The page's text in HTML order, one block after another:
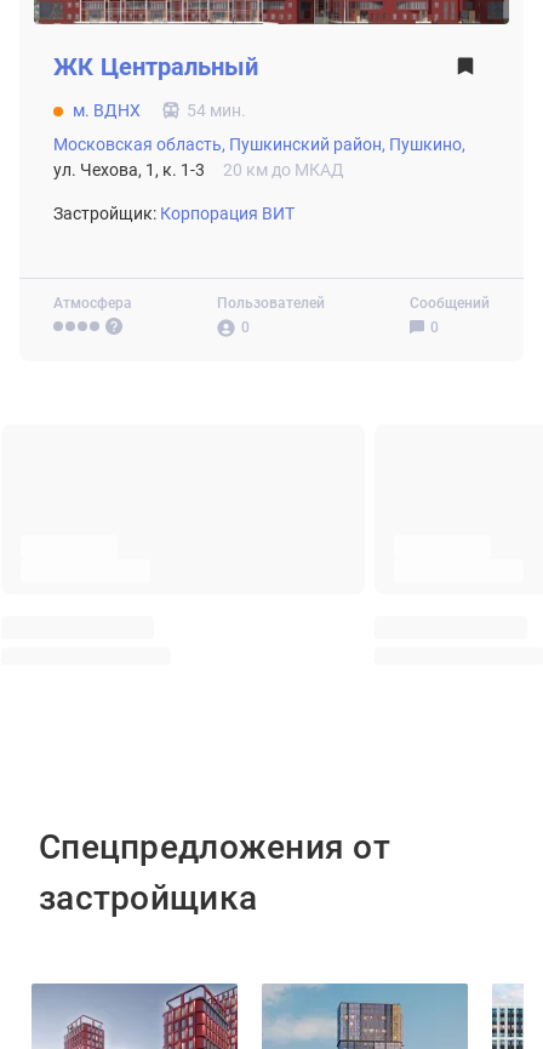
Атмосфера
Пользователей
0
Сообщений
0
ЖК Центральный
м. ВДНХ
54 мин.
Московская область, Пушкинский район, Пушкино,
ул. Чехова, 1, к. 1-3
20 км до МКАД
Застройщик: Корпорация ВИТ
Спецпредложения от
застройщика